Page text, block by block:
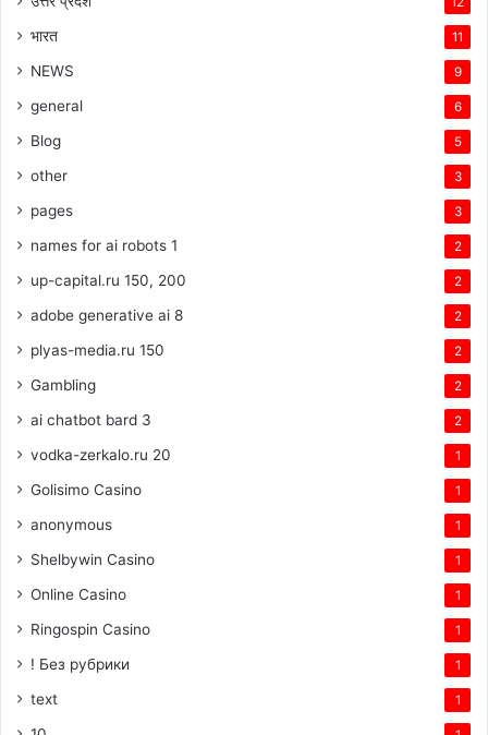
भारत 11
NEWS 9
general 6
Blog 5
other 3
pages 3
names for ai robots 1 2
up-capital.ru 150, 200 2
adobe generative ai 8 2
plyas-media.ru 150 2
Gambling 2
ai chatbot bard 3 2
vodka-zerkalo.ru 20 1
Golisimo Casino 1
anonymous 1
Shelbywin Casino 1
Online Casino 1
Ringospin Casino 1
! Без рубрики 1
text 1